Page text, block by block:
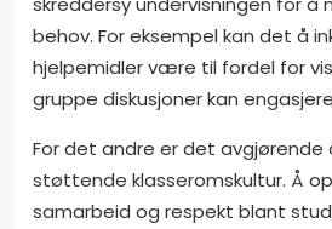
behov. For eksempel kan det å
hjelpemidler være til fordel for
gruppe diskusjoner kan
For det andre er det avgjørende
støttende klasseromskultur. Å
samarbeid og respekt blant